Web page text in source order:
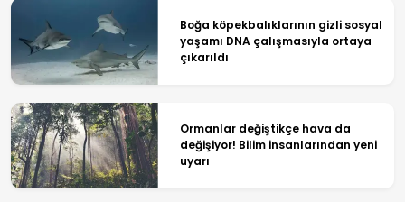
Boğa köpekbalıklarının gizli sosyal
yaşamı DNA çalışmasıyla ortaya
çıkarıldı
Ormanlar değiştikçe hava da
değişiyor! Bilim insanlarından yeni
uyarı